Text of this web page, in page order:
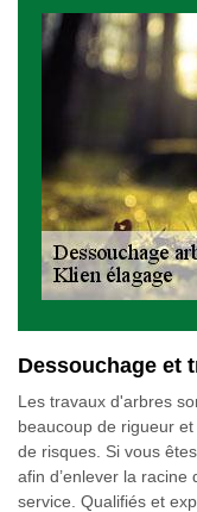
Dessouchage et
Les travaux d'arbres
beaucoup de rigueur
de risques. Si vous
afin d’enlever la
service. Qualifiés et